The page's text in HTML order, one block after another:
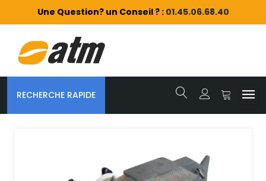
Une Question? un Conseil ? : 01.45.06.68.40
RECHERCHE RAPIDE